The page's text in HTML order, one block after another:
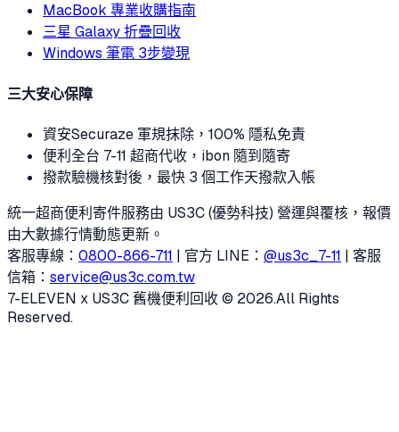
MacBook 專業收購指南
三星 Galaxy 折疊回收
Windows 筆電 3步變現
三大安心保障
資安Securaze 軍規抹除，100% 隱私免責
便利全台 7-11 超商代收，ibon 隨到隨寄
撥款驗機核對後，最快 3 個工作天撥款入帳
統一超商便利寄件服務由 US3C (優勢科技) 營運與覆核，報價
由大數據行情動態更新。
客服專線： 0800-866-711 | 官方 LINE： @us3c_7-11 | 客服
信箱： service@us3c.com.tw
7-ELEVEN x US3C 舊機便利回收 © 2026.All Rights
Reserved.